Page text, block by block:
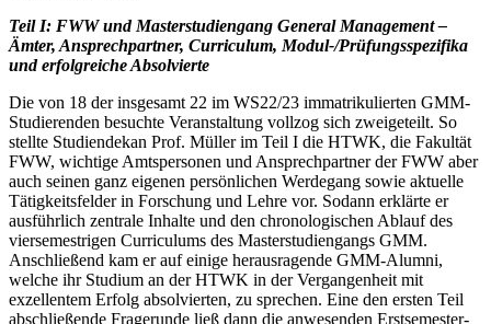
Teil I: FWW und Masterstudiengang General Management –
Ämter, Ansprechpartner, Curriculum, Modul-/Prüfungsspezifika
und erfolgreiche Absolvierte
Die von 18 der insgesamt 22 im WS22/23 immatrikulierten GMM-
Studierenden besuchte Veranstaltung vollzog sich zweigeteilt. So
stellte Studiendekan Prof. Müller im Teil I die HTWK, die Fakultät
FWW, wichtige Amtspersonen und Ansprechpartner der FWW aber
auch seinen ganz eigenen persönlichen Werdegang sowie aktuelle
Tätigkeitsfelder in Forschung und Lehre vor. Sodann erklärte er
ausführlich zentrale Inhalte und den chronologischen Ablauf des
viersemestrigen Curriculums des Masterstudiengangs GMM.
Anschließend kam er auf einige herausragende GMM-Alumni,
welche ihr Studium an der HTWK in der Vergangenheit mit
exzellentem Erfolg absolvierten, zu sprechen. Eine den ersten Teil
abschließende Fragerunde ließ dann die anwesenden Erstsemester-